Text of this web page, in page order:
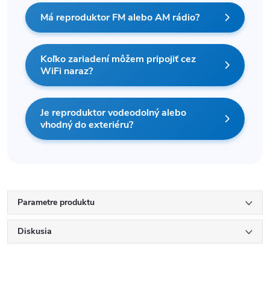
Má reproduktor FM alebo AM rádio?
Koľko zariadení môžem pripojiť cez
WiFi naraz?
Je reproduktor vodeodolný alebo
vhodný do exteriéru?
Parametre produktu
Diskusia